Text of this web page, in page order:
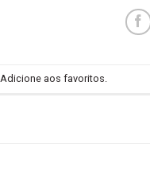
Adicione aos favoritos